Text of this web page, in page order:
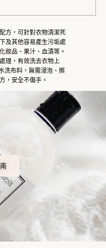
方，可針對衣物清潔死
及其他容易產生污垢處
妝品、果汁、血漬等。
理，有效洗去衣物上
洗布料，無需浸泡、擦
，安全不傷手。